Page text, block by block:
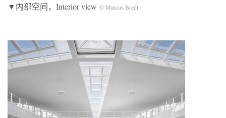
▼内部空间，Interior view © Marcus Bredt